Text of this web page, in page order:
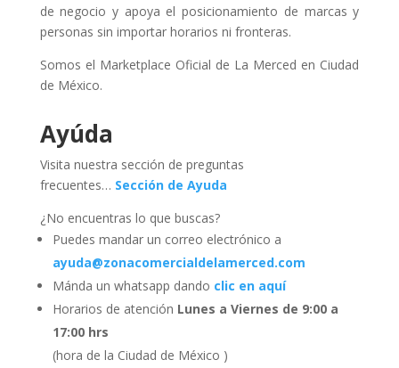
de negocio y apoya el posicionamiento de marcas y
personas sin importar horarios ni fronteras.
Somos el Marketplace Oficial de La Merced en Ciudad
de México.
Ayúda
Visita nuestra sección de preguntas
frecuentes… Sección de Ayuda
¿No encuentras lo que buscas?
Puedes mandar un correo electrónico a
ayuda@zonacomercialdelamerced.com
Mánda un whatsapp dando clic en aquí
Horarios de atención Lunes a Viernes de 9:00 a
17:00 hrs
(hora de la Ciudad de México )